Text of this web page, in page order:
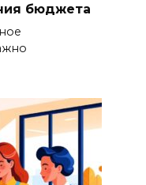
бюджета